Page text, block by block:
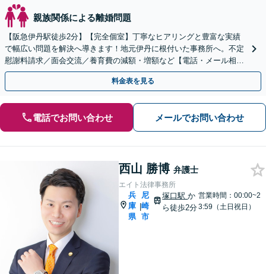
親族関係による離婚問題
【阪急伊丹駅徒歩2分】【完全個室】丁寧なヒアリングと豊富な実績
で幅広い問題を解決へ導きます！地元伊丹に根付いた事務所へ。不定
慰謝料請求／面会交流／養育費の減額・増額など【電話・メール相談
初回無料】【休日夜間対応可】【オンライン可能】
料金表を見る
電話でお問い合わせ メールでお問い合わせ
西山 勝博 弁護士
エイト法律事務所
兵
庫
県
|
尼
崎
市
塚口駅か
ら徒歩2分
営業時間：00:00~2
3:59（土日祝日）